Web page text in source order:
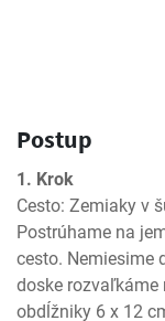
Postup
1. Krok
Cesto: Zemiaky v
Postrúhame na
cesto. Nemiesime
doske rozvaľkáme
obdĺžniky 6 x 12